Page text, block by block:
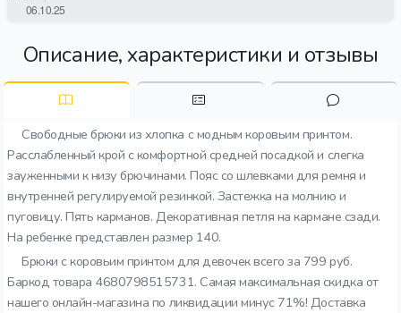
Описание, характеристики и отзывы
Свободные брюки из хлопка с модным коровьим принтом.
Расслабленный крой с комфортной средней посадкой и слегка
зауженными к низу брючинами. Пояс со шлевками для ремня и
внутренней регулируемой резинкой. Застежка на молнию и
пуговицу. Пять карманов. Декоративная петля на кармане сзади.
На ребенке представлен размер 140.
Брюки с коровьим принтом для девочек всего за 799 руб.
Баркод товара 4680798515731. Самая максимальная скидка от
нашего онлайн-магазина по ликвидации минус 71%! Доставка